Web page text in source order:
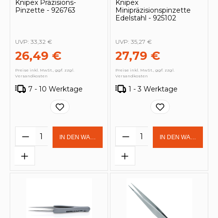
Knipex Präzisions-
Pinzette - 926763
26,49 €
UVP: 33,32 €
Preise inkl. MwSt., ggf. zzgl.
Versandkosten
7 - 10 Werktage
Produkt Anzahl: Gib den
IN DEN WARENKORB
Knipex
Minipräzisionspinzette
Edelstahl - 925102
27,79 €
UVP: 35,27 €
Preise inkl. MwSt., ggf. zzgl.
Versandkosten
1 - 3 Werktage
Produkt Anzahl:
IN DEN